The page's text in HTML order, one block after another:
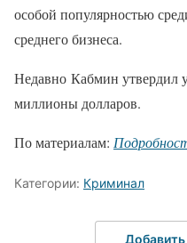
особой популярностью
среднего бизнеса.
Недавно Кабмин утвердил
миллионы долларов.
По материалам:
Категории: Криминал